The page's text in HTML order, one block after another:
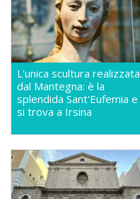
L'unica scultura realizzata
dal Mantegna: è la
splendida Sant'Eufemia e
si trova a Irsina